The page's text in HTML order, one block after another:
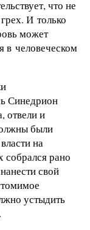
что не
И только
может
в человеческом
Синедрион
отвели и
были
на
собрался рано
свой
устыдить